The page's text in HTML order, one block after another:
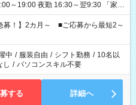
19:00 夜勤 16:30～翌9:30 「家族
裕を持って夕飯の準備がしたい」
い」 など、ご希望を教えてください
時間。 合計で週40時間を超える場
募！】2カ月～ ■ご応募から最短2～
中 / 服装自由 / シフト勤務 / 10名以
し / パソコンスキル不要
する 詳細へ